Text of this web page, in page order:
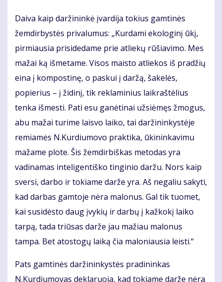
Daiva kaip daržininkė įvardija tokius gamtinės
žemdirbystės privalumus: „Kurdami ekologinį ūkį,
pirmiausia prisidedame prie atliekų rūšiavimo. Mes
mažai ką išmetame. Visos maisto atliekos iš pradžių
eina į kompostinę, o paskui į daržą, šakelės,
popierius – į židinį, tik reklaminius laikraštėlius
tenka išmesti. Pati esu ganėtinai užsiėmęs žmogus,
abu mažai turime laisvo laiko, tai daržininkystėje
remiamės N.Kurdiumovo praktika, ūkininkavimu
mažame plote. Šis žemdirbiškas metodas yra
vadinamas inteligentiško tinginio daržu. Nors kaip
sversi, darbo ir tokiame darže yra. Aš negaliu sakyti,
kad darbas gamtoje nėra malonus. Gal tik tuomet,
kai susidėsto daug įvykių ir darbų į kažkokį laiko
tarpą, tada triūsas darže jau mažiau malonus
tampa. Bet atostogų laiką čia maloniausia leisti.“
Pats gamtinės daržininkystės pradininkas
N.Kurdiumovas deklaruoja, kad tokiame darže nėra